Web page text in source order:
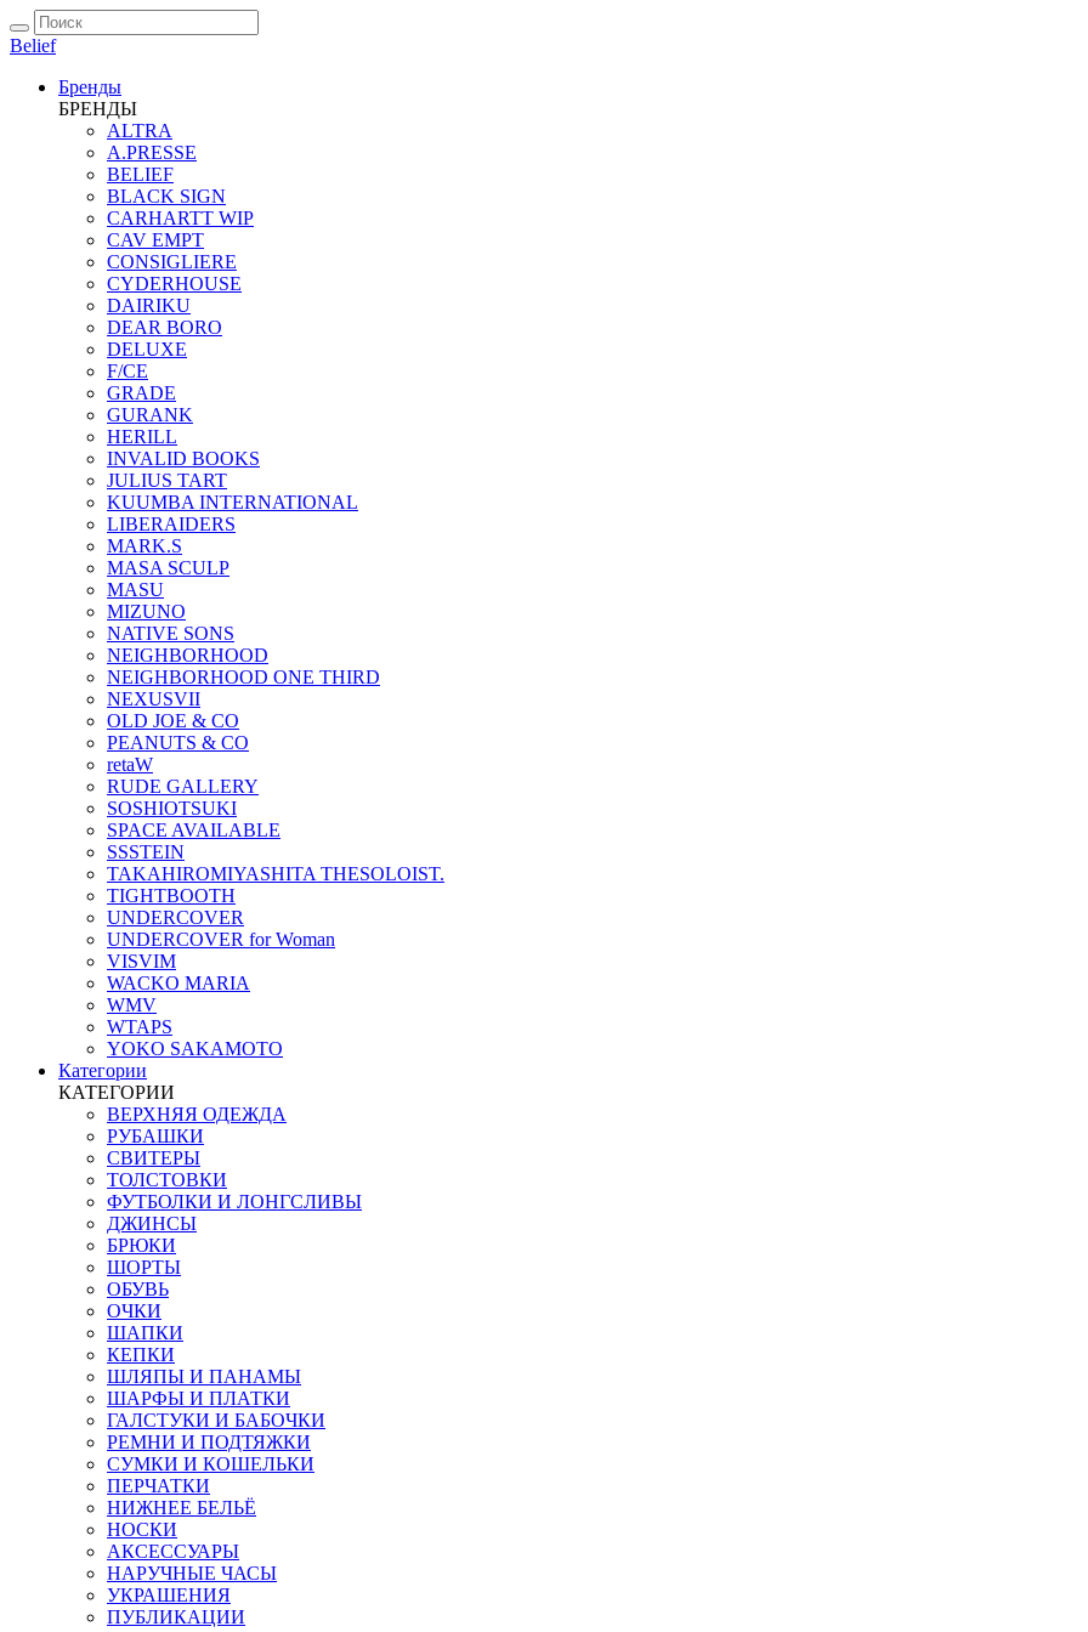
Belief
Бренды
БРЕНДЫ
ALTRA
A.PRESSE
BELIEF
BLACK SIGN
CARHARTT WIP
CAV EMPT
CONSIGLIERE
CYDERHOUSE
DAIRIKU
DEAR BORO
DELUXE
F/CE
GRADE
GURANK
HERILL
INVALID BOOKS
JULIUS TART
KUUMBA INTERNATIONAL
LIBERAIDERS
MARK.S
MASA SCULP
MASU
MIZUNO
NATIVE SONS
NEIGHBORHOOD
NEIGHBORHOOD ONE THIRD
NEXUSVII
OLD JOE & CO
PEANUTS & CO
retaW
RUDE GALLERY
SOSHIOTSUKI
SPACE AVAILABLE
SSSTEIN
TAKAHIROMIYASHITA THESOLOIST.
TIGHTBOOTH
UNDERCOVER
UNDERCOVER for Woman
VISVIM
WACKO MARIA
WMV
WTAPS
YOKO SAKAMOTO
Категории
КАТЕГОРИИ
ВЕРХНЯЯ ОДЕЖДА
РУБАШКИ
СВИТЕРЫ
ТОЛСТОВКИ
ФУТБОЛКИ И ЛОНГСЛИВЫ
ДЖИНСЫ
БРЮКИ
ШОРТЫ
ОБУВЬ
ОЧКИ
ШАПКИ
КЕПКИ
ШЛЯПЫ И ПАНАМЫ
ШАРФЫ И ПЛАТКИ
ГАЛСТУКИ И БАБОЧКИ
РЕМНИ И ПОДТЯЖКИ
СУМКИ И КОШЕЛЬКИ
ПЕРЧАТКИ
НИЖНЕЕ БЕЛЬЁ
НОСКИ
АКСЕССУАРЫ
НАРУЧНЫЕ ЧАСЫ
УКРАШЕНИЯ
ПУБЛИКАЦИИ